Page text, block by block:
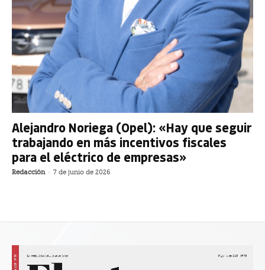
Alejandro Noriega (Opel): «Hay que seguir
trabajando en más incentivos fiscales
para el eléctrico de empresas»
Redacción - 7 de junio de 2026